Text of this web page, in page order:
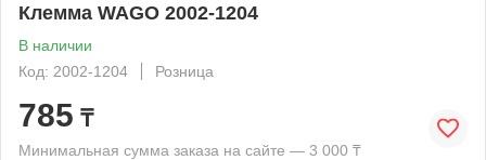
Клемма WAGO 2002-1204
В наличии
Код: 2002-1204
Розница
785 ₸
Минимальная сумма заказа на сайте — 3 000 ₸